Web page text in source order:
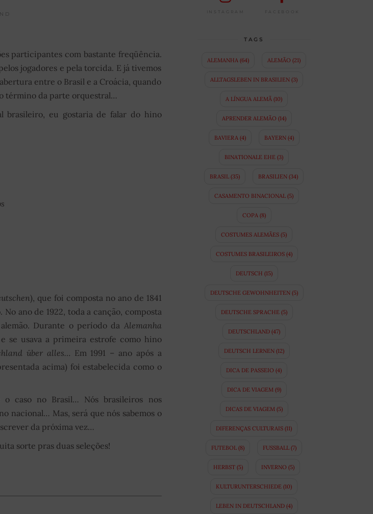
participantes com bastante freqüência.
jogadores e pela torcida. E já tivemos
entre o Brasil e a Croácia, quando
término da parte orquestral…
brasileiro, eu gostaria de falar do hino
), que foi composta no ano de 1841
ano de 1922, toda a canção, composta
Durante o período da Alemanha
se usava a primeira estrofe como hino
über alles… Em 1991 – ano após a
acima) foi estabelecida como o
caso no Brasil… Nós brasileiros nos
nacional… Mas, será que nós sabemos o
da próxima vez…
sorte pras duas seleções!
INSTAGRAM FACEBOOK
TAGS
ALEMANHA (64) ALEMÃO (21)
ALLTAGSLEBEN IN BRASILIEN (3)
A LÍNGUA ALEMÃ (10)
APRENDER ALEMÃO (14)
BAVIERA(4) BAYERN(4)
BINATIONALE EHE (3)
BRASIL (35) BRASILIEN (34)
CASAMENTO BINACIONAL (5)
COPA(8)
COSTUMES ALEMÃES (5)
COSTUMES BRASILEIROS(4)
DEUTSCH (15)
DEUTSCHE GEWOHNHEITEN(5)
DEUTSCHE SPRACHE(5)
DEUTSCHLAND(47)
DEUTSCH LERNEN(12)
DICA DE PASSEIO (4)
DICA DE VIAGEM(9)
DICAS DE VIAGEM(5)
DIFERENÇAS CULTURAIS (11)
FUTEBOL (8) FUSSBALL (7)
HERBST (5) INVERNO (5)
KULTURUNTERSCHIEDE (10)
LEBEN IN DEUTSCHLAND(4)